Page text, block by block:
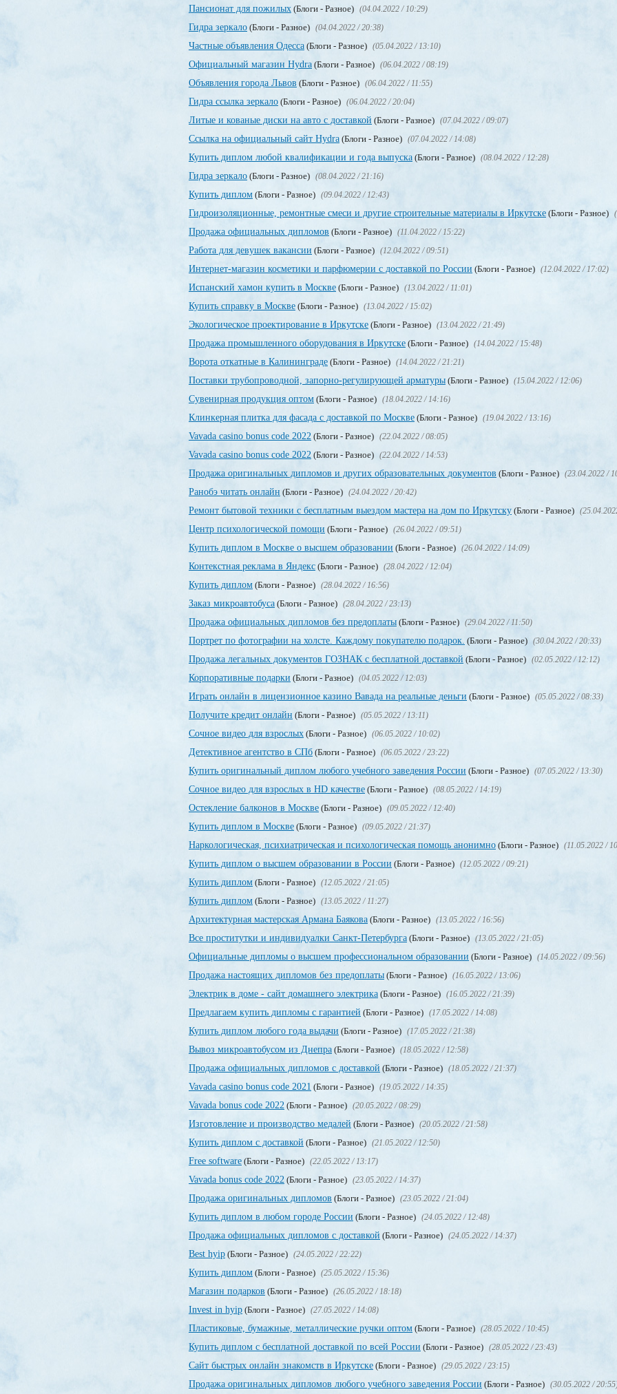
Пансионат для пожилых (Блоги - Разное) (04.04.2022 / 10:29)
Гидра зеркало (Блоги - Разное) (04.04.2022 / 20:38)
Частные объявления Одесса (Блоги - Разное) (05.04.2022 / 13:10)
Официальный магазин Hydra (Блоги - Разное) (06.04.2022 / 08:19)
Объявления города Львов (Блоги - Разное) (06.04.2022 / 11:55)
Гидра ссылка зеркало (Блоги - Разное) (06.04.2022 / 20:04)
Литые и кованые диски на авто с доставкой (Блоги - Разное) (07.04.2022 / 09:07)
Ссылка на официальный сайт Hydra (Блоги - Разное) (07.04.2022 / 14:08)
Купить диплом любой квалификации и года выпуска (Блоги - Разное) (08.04.2022 / 12:28)
Гидра зеркало (Блоги - Разное) (08.04.2022 / 21:16)
Купить диплом (Блоги - Разное) (09.04.2022 / 12:43)
Гидроизоляционные, ремонтные смеси и другие строительные материалы в Иркутске (Блоги - Разное)
Продажа официальных дипломов (Блоги - Разное) (11.04.2022 / 15:22)
Работа для девушек вакансии (Блоги - Разное) (12.04.2022 / 09:51)
Интернет-магазин косметики и парфюмерии с доставкой по России (Блоги - Разное) (12.04.2022 / 17:02)
Испанский хамон купить в Москве (Блоги - Разное) (13.04.2022 / 11:01)
Купить справку в Москве (Блоги - Разное) (13.04.2022 / 15:02)
Экологическое проектирование в Иркутске (Блоги - Разное) (13.04.2022 / 21:49)
Продажа промышленного оборудования в Иркутске (Блоги - Разное) (14.04.2022 / 15:48)
Ворота откатные в Калининграде (Блоги - Разное) (14.04.2022 / 21:21)
Поставки трубопроводной, запорно-регулирующей арматуры (Блоги - Разное) (15.04.2022 / 12:06)
Сувенирная продукция оптом (Блоги - Разное) (18.04.2022 / 14:16)
Клинкерная плитка для фасада с доставкой по Москве (Блоги - Разное) (19.04.2022 / 13:16)
Vavada casino bonus code 2022 (Блоги - Разное) (22.04.2022 / 08:05)
Vavada casino bonus code 2022 (Блоги - Разное) (22.04.2022 / 14:53)
Продажа оригинальных дипломов и других образовательных документов (Блоги - Разное) (23.04.2022 /
Ранобэ читать онлайн (Блоги - Разное) (24.04.2022 / 20:42)
Ремонт бытовой техники с бесплатным выездом мастера на дом по Иркутску (Блоги - Разное)
Центр психологической помощи (Блоги - Разное) (26.04.2022 / 09:51)
Купить диплом в Москве о высшем образовании (Блоги - Разное) (26.04.2022 / 14:09)
Контекстная реклама в Яндекс (Блоги - Разное) (28.04.2022 / 12:04)
Купить диплом (Блоги - Разное) (28.04.2022 / 16:56)
Заказ микроавтобуса (Блоги - Разное) (28.04.2022 / 23:13)
Продажа официальных дипломов без предоплаты (Блоги - Разное) (29.04.2022 / 11:50)
Портрет по фотографии на холсте. Каждому покупателю подарок. (Блоги - Разное) (30.04.2022 / 20:33)
Продажа легальных документов ГОЗНАК с бесплатной доставкой (Блоги - Разное) (02.05.2022 / 12:12)
Корпоративные подарки (Блоги - Разное) (04.05.2022 / 12:03)
Играть онлайн в лицензионное казино Вавада на реальные деньги (Блоги - Разное) (05.05.2022 / 08:33)
Получите кредит онлайн (Блоги - Разное) (05.05.2022 / 13:11)
Сочное видео для взрослых (Блоги - Разное) (06.05.2022 / 10:02)
Детективное агентство в СПб (Блоги - Разное) (06.05.2022 / 23:22)
Купить оригинальный диплом любого учебного заведения России (Блоги - Разное) (07.05.2022 / 13:30)
Сочное видео для взрослых в HD качестве (Блоги - Разное) (08.05.2022 / 14:19)
Остекление балконов в Москве (Блоги - Разное) (09.05.2022 / 12:40)
Купить диплом в Москве (Блоги - Разное) (09.05.2022 / 21:37)
Наркологическая, психиатрическая и психологическая помощь анонимно (Блоги - Разное) (11.05.2022 /
Купить диплом о высшем образовании в России (Блоги - Разное) (12.05.2022 / 09:21)
Купить диплом (Блоги - Разное) (12.05.2022 / 21:05)
Купить диплом (Блоги - Разное) (13.05.2022 / 11:27)
Архитектурная мастерская Армана Баякова (Блоги - Разное) (13.05.2022 / 16:56)
Все проститутки и индивидуалки Санкт-Петербурга (Блоги - Разное) (13.05.2022 / 21:05)
Официальные дипломы о высшем профессиональном образовании (Блоги - Разное) (14.05.2022 / 09:56)
Продажа настоящих дипломов без предоплаты (Блоги - Разное) (16.05.2022 / 13:06)
Электрик в доме - сайт домашнего электрика (Блоги - Разное) (16.05.2022 / 21:39)
Предлагаем купить дипломы с гарантией (Блоги - Разное) (17.05.2022 / 14:08)
Купить диплом любого года выдачи (Блоги - Разное) (17.05.2022 / 21:38)
Вывоз микроавтобусом из Днепра (Блоги - Разное) (18.05.2022 / 12:58)
Продажа официальных дипломов с доставкой (Блоги - Разное) (18.05.2022 / 21:37)
Vavada casino bonus code 2021 (Блоги - Разное) (19.05.2022 / 14:35)
Vavada bonus code 2022 (Блоги - Разное) (20.05.2022 / 08:29)
Изготовление и производство медалей (Блоги - Разное) (20.05.2022 / 21:58)
Купить диплом с доставкой (Блоги - Разное) (21.05.2022 / 12:50)
Free software (Блоги - Разное) (22.05.2022 / 13:17)
Vavada bonus code 2022 (Блоги - Разное) (23.05.2022 / 14:37)
Продажа оригинальных дипломов (Блоги - Разное) (23.05.2022 / 21:04)
Купить диплом в любом городе России (Блоги - Разное) (24.05.2022 / 12:48)
Продажа официальных дипломов с доставкой (Блоги - Разное) (24.05.2022 / 14:37)
Best hyip (Блоги - Разное) (24.05.2022 / 22:22)
Купить диплом (Блоги - Разное) (25.05.2022 / 15:36)
Магазин подарков (Блоги - Разное) (26.05.2022 / 18:18)
Invest in hyip (Блоги - Разное) (27.05.2022 / 14:08)
Пластиковые, бумажные, металлические ручки оптом (Блоги - Разное) (28.05.2022 / 10:45)
Купить диплом с бесплатной доставкой по всей России (Блоги - Разное) (28.05.2022 / 23:43)
Сайт быстрых онлайн знакомств в Иркутске (Блоги - Разное) (29.05.2022 / 23:15)
Продажа оригинальных дипломов любого учебного заведения России (Блоги - Разное) (30.05.2022 /